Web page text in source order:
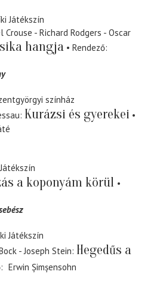
Játékszín
Crouse - Richard Rodgers - Oscar
hangja
Rendező
színház
Kurázsi és gyerekei
a koponyám körül
Játékszín
- Joseph Stein Hegedűs a
Erwin Șimșensohn